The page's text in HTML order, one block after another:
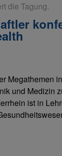
die Tagung.
Megathemen
und Medizin
ist in